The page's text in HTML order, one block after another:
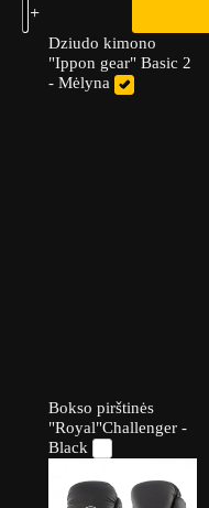
Dziudo kimono
"Ippon gear" Basic 2
- Mėlyna
Bokso pirštinės
"Royal"Challenger -
Black